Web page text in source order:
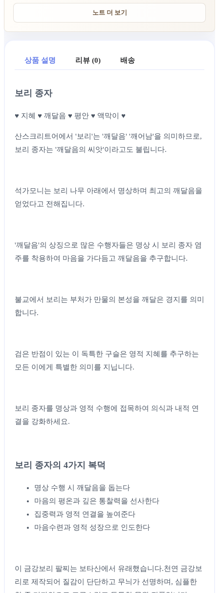
노트 더 보기
보리 종자
♥ 지혜 ♥ 깨달음 ♥ 평안 ♥ 액막이 ♥
산스크리트어에서 '보리'는 '깨달음' '깨어남'을 의미하므로,
보리 종자는 '깨달음의 씨앗'이라고도 불립니다.
석가모니는 보리 나무 아래에서 명상하며 최고의 깨달음을
얻었다고 전해집니다.
'깨달음'의 상징으로 많은 수행자들은 명상 시 보리 종자 염
주를 착용하여 마음을 가다듬고 깨달음을 추구합니다.
불교에서 보리는 부처가 만물의 본성을 깨달은 경지를 의미
합니다.
검은 반점이 있는 이 독특한 구슬은 영적 지혜를 추구하는
모든 이에게 특별한 의미를 지닙니다.
보리 종자를 명상과 영적 수행에 접목하여 의식과 내적 연
결을 강화하세요.
보리 종자의 4가지 복덕
명상 수행 시 깨달음을 돕는다
마음의 평온과 깊은 통찰력을 선사한다
집중력과 영적 연결을 높여준다
마음수련과 영적 성장으로 인도한다
이 금강보리 팔찌는 보타산에서 유래했습니다.천연 금강보
리로 제작되어 질감이 단단하고 무늬가 선명하며, 심플한
상품 설명 리뷰 (0) 배송